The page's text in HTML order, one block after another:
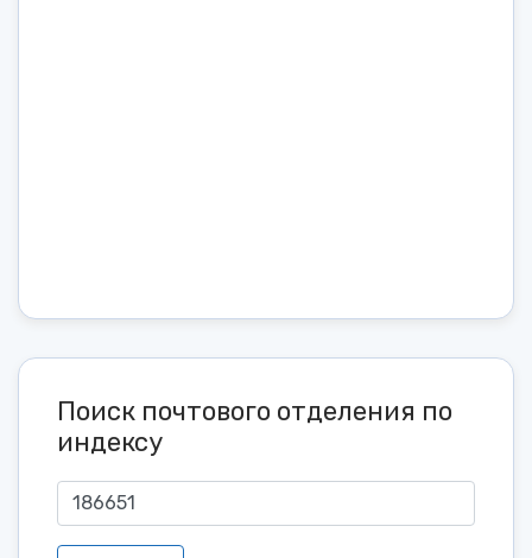
Поиск почтового отделения по
индексу